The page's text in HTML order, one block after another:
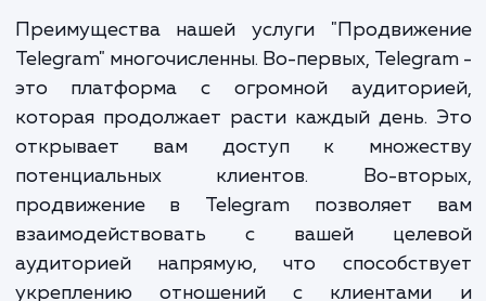
компаниям привлекать и
аудиторию, увеличивать узнаваемость
и продвигать товары или услуги
пользователей Telegram.
Преимущества нашей услуги
Telegram" многочисленны. Во-первых,
это платформа с огромной
которая продолжает расти каждый день.